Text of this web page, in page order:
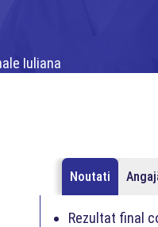
Iuliana
Noutati
Rezultat final